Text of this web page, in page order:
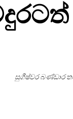
සුගීෂ්වර බණ්ඩාර